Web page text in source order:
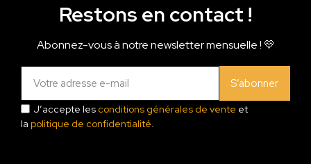
Restons en contact !
Abonnez-vous à notre newsletter mensuelle ! 💛
S’abonner
J’accepte les conditions générales de vente et
la politique de confidentialité.